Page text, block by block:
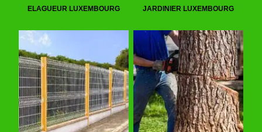
ELAGUEUR LUXEMBOURG JARDINIER LUXEMBOURG